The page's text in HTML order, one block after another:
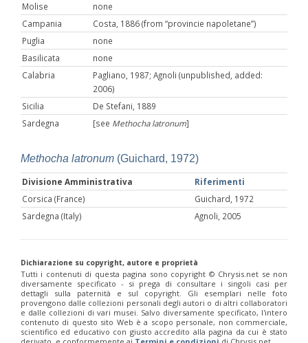
Molise
none
Campania
Costa, 1886 (from “provincie napoletane”)
Puglia
none
Basilicata
none
Calabria
Pagliano, 1987; Agnoli (unpublished, added:
2006)
Sicilia
De Stefani, 1889
Sardegna
[see Methocha latronum]
Methocha latronum (Guichard, 1972)
Divisione Amministrativa
Riferimenti
Corsica (France)
Guichard, 1972
Sardegna (Italy)
Agnoli, 2005
Dichiarazione su copyright, autore e proprietà
Tutti i contenuti di questa pagina sono copyright ©️ Chrysis.net se non
diversamente specificato - si prega di consultare i singoli casi per
dettagli sulla paternità e sul copyright. Gli esemplari nelle foto
provengono dalle collezioni personali degli autori o di altri collaboratori
e dalle collezioni di vari musei. Salvo diversamente specificato, l'intero
contenuto di questo sito Web è a scopo personale, non commerciale,
scientifico ed educativo con giusto accredito alla pagina da cui è stato